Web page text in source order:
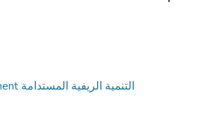
Sustainable Rural Development التنمية الريفية المستدامة